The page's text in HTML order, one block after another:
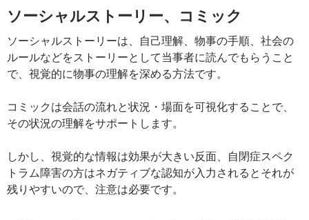
ソーシャルストーリー、コミック
ソーシャルストーリーは、自己理解、物事の手順、社会の
ルールなどをストーリーとして当事者に読んでもらうこと
で、視覚的に物事の理解を深める方法です。
コミックは会話の流れと状況・場面を可視化することで、
その状況の理解をサポートします。
しかし、視覚的な情報は効果が大きい反面、自閉症スペク
トラム障害の方はネガティブな認知が入力されるとそれが
残りやすいので、注意は必要です。